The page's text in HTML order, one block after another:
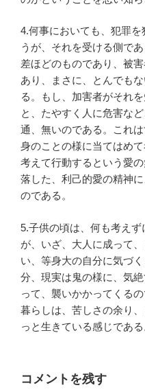
4.何事においても、犯罪
うが、それを受ける側で
差ほどのものであり、被
あり、まさに、とんでも
る。もし、加害者がそれ
と、たやすく人に危害な
通、無いのである。これ
身のことの様に当てはめ
考えて行動するという愛
落した、利己的愛の精神
のである。
5.子供の頃は、何も考え
が、いざ、大人に成って
い、等身大の自分に気づ
分、現実は鬼の様に、気
って、襲いかかってくる
暮らしは、苦しさの余り
っと生きている感じである
コメントを残す